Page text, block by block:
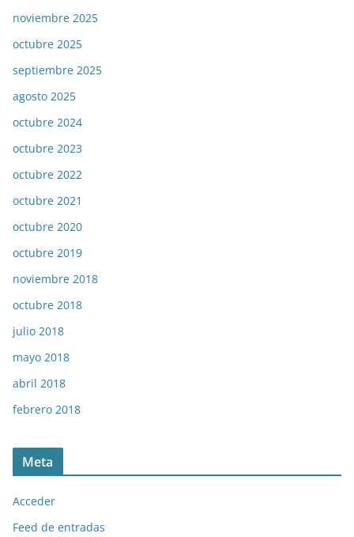
noviembre 2025
octubre 2025
septiembre 2025
agosto 2025
octubre 2024
octubre 2023
octubre 2022
octubre 2021
octubre 2020
octubre 2019
noviembre 2018
octubre 2018
julio 2018
mayo 2018
abril 2018
febrero 2018
Meta
Acceder
Feed de entradas